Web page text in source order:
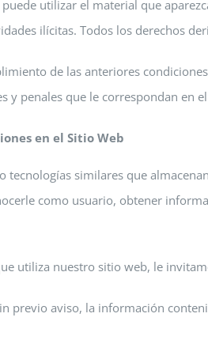
utilizar el material que
ilícitas. Todos los derechos
de las anteriores
y penales que le correspondan
en el Sitio Web
similares que
como usuario, obtener
utiliza nuestro sitio web, le
previo aviso, la información